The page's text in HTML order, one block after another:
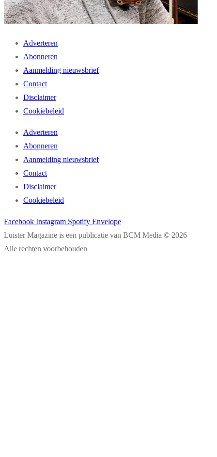
Adverteren
Abonneren
Aanmelding nieuwsbrief
Contact
Disclaimer
Cookiebeleid
Adverteren
Abonneren
Aanmelding nieuwsbrief
Contact
Disclaimer
Cookiebeleid
Facebook Instagram Spotify Envelope
Luister Magazine is een publicatie van BCM Media © 2026
Alle rechten voorbehouden